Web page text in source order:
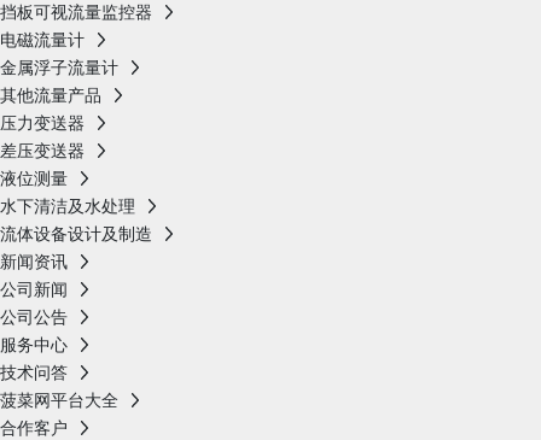
挡板可视流量监控器
电磁流量计
金属浮子流量计
其他流量产品
压力变送器
差压变送器
液位测量
水下清洁及水处理
流体设备设计及制造
新闻资讯
公司新闻
公司公告
服务中心
技术问答
菠菜网平台大全
合作客户